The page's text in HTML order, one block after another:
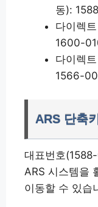
동):
다이렉
1600-
다이렉
1566-
ARS 단축
대표번호
ARS 시스템을
이동할 수 있습